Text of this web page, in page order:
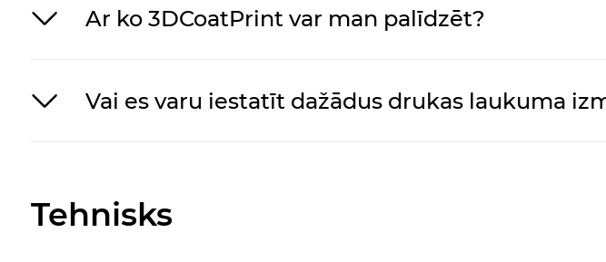
Ar ko 3DCoatPrint var man palīdzēt?
Vai es varu iestatīt dažādus drukas laukuma
Tehnisks